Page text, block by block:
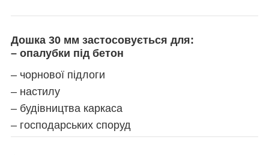
Дошка 30 мм застосовується для:
– опалубки під бетон
– чорнової підлоги
– настилу
– будівництва каркаса
– господарських споруд